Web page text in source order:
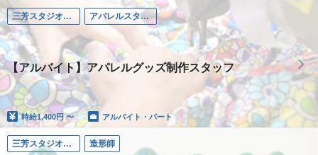
三芳スタジオ（埼玉） アパレルスタッフ
【アルバイト】アパレルグッズ制作スタッフ
時給1,400円 〜 アルバイト・パート
三芳スタジオ（埼玉） 造形師